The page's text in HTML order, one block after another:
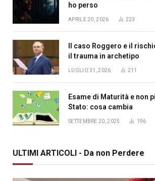
ho perso
APRILE 20, 2026 223
Il caso Roggero e il
il trauma in archetipo
LUGLIO 31, 2026 211
Esame di Maturità e non
Stato: cosa cambia
SETTEMBRE 20, 2025 196
ULTIMI ARTICOLI - Da non Perdere